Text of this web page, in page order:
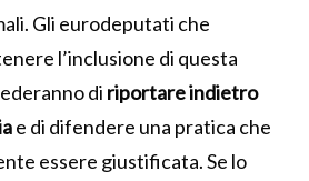
Gli eurodeputati che
l’inclusione di questa
di riportare indietro
e di difendere una pratica che
essere giustificata. Se lo